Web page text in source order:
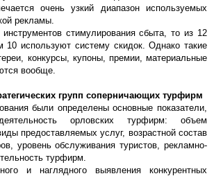
очень узкий диапазон используемых
рекламы.
инструментов стимулирования сбыта, то из 12
используют систему скидок. Однако такие
конкурсы, купоны, премии, материальные
вообще.
групп соперничающих турфирм
были определены основные показатели,
орловских турфирм: объем
предоставляемых услуг, возрастной состав
уровень обслуживания туристов, рекламно-
турфирм.
и наглядного выявления конкурентных